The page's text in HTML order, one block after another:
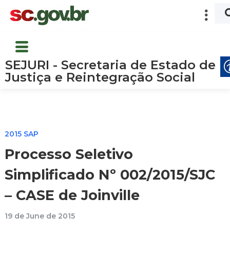
SEJURI - Secretaria de Estado de
Justiça e Reintegração Social
2015 SAP
Processo Seletivo
Simplificado Nº 002/2015/SJC
– CASE de Joinville
19 de June de 2015